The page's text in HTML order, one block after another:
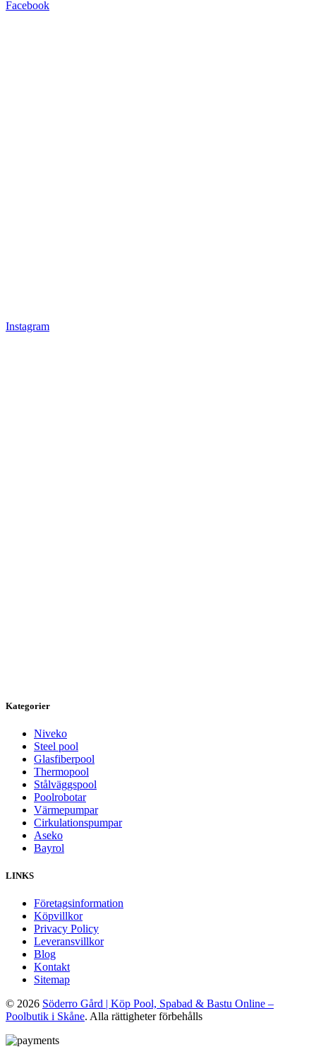
Facebook
Instagram
Kategorier
Niveko
Steel pool
Glasfiberpool
Thermopool
Stålväggspool
Poolrobotar
Värmepumpar
Cirkulationspumpar
Aseko
Bayrol
LINKS
Företagsinformation
Köpvillkor
Privacy Policy
Leveransvillkor
Blog
Kontakt
Sitemap
© 2026 Söderro Gård | Köp Pool, Spabad & Bastu Online –
Poolbutik i Skåne. Alla rättigheter förbehålls